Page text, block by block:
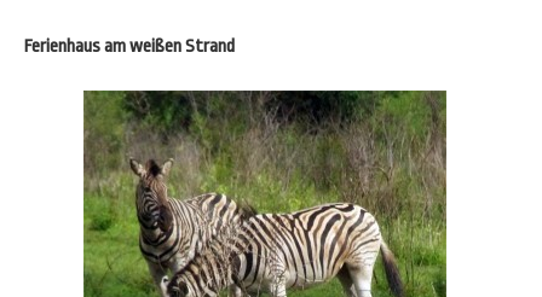
Ferienhaus am weißen Strand